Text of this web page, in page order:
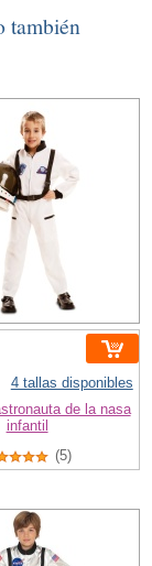
también
4 tallas disponibles
de la nasa
infantil
(5)